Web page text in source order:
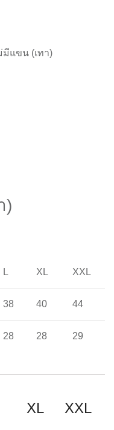
แขน (เทา)
)
L XL XXL
38 40 44
28 28 29
XL XXL